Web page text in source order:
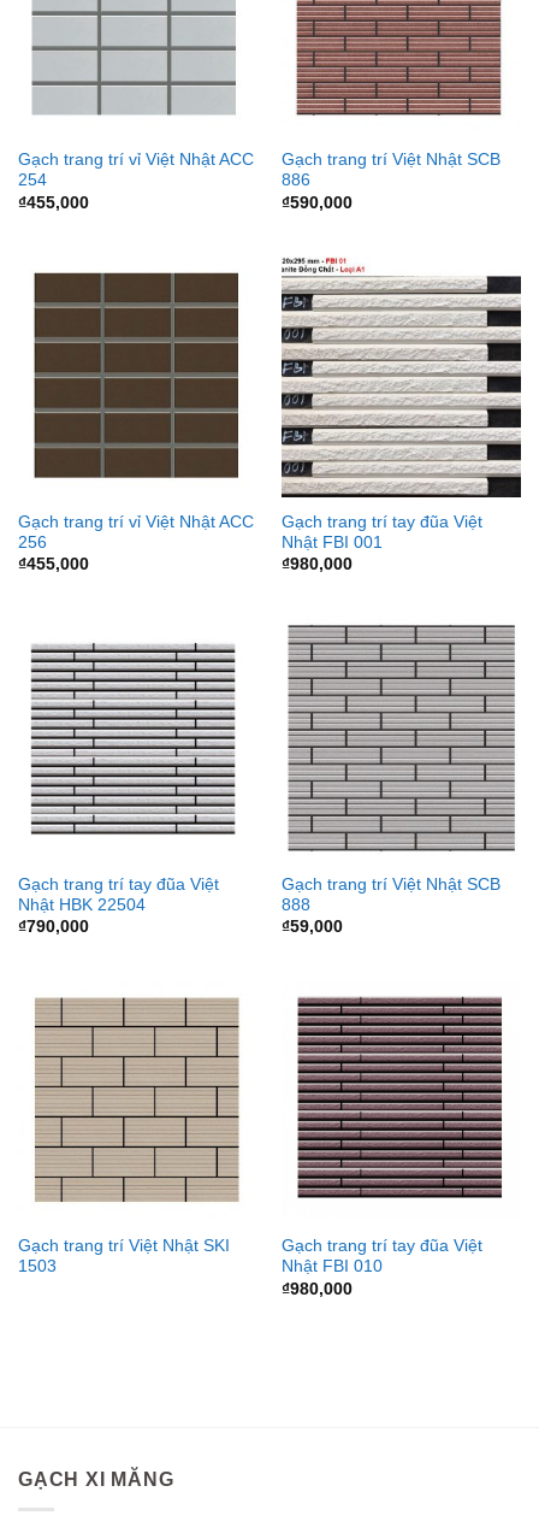
Gạch trang trí vỉ Việt Nhật ACC
254
₫455,000
Gạch trang trí Việt Nhật SCB
886
₫590,000
Gạch trang trí vỉ Việt Nhật ACC
256
₫455,000
Gạch trang trí tay đũa Việt
Nhật FBI 001
₫980,000
Gạch trang trí tay đũa Việt
Nhật HBK 22504
₫790,000
Gạch trang trí Việt Nhật SCB
888
₫59,000
Gạch trang trí Việt Nhật SKI
1503
Gạch trang trí tay đũa Việt
Nhật FBI 010
₫980,000
GẠCH XI MĂNG